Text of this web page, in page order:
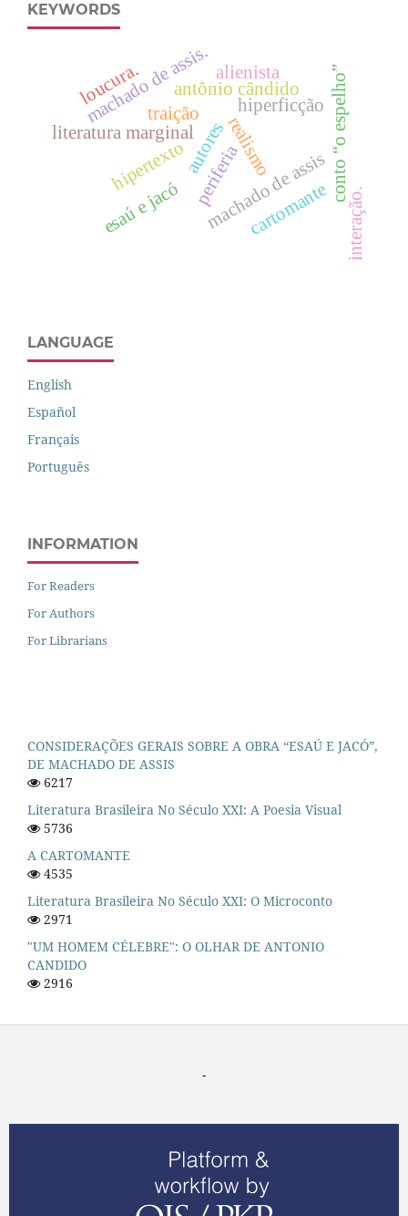
KEYWORDS
realismo
machado de assis
esaú e jacó
literatura marginalautores
periferia
cartomante
traição
machado de assis. conto “o espelho”
hiperficção
hipertexto
interação.
antônio cândido
loucura. alienista
LANGUAGE
English
Español
Français
Português
INFORMATION
For Readers
For Authors
For Librarians
CONSIDERAÇÕES GERAIS SOBRE A OBRA “ESAÚ E JACÓ”,
DE MACHADO DE ASSIS
6217
Literatura Brasileira No Século XXI: A Poesia Visual
5736
A CARTOMANTE
4535
Literatura Brasileira No Século XXI: O Microconto
2971
"UM HOMEM CÉLEBRE": O OLHAR DE ANTONIO
CANDIDO
2916
-